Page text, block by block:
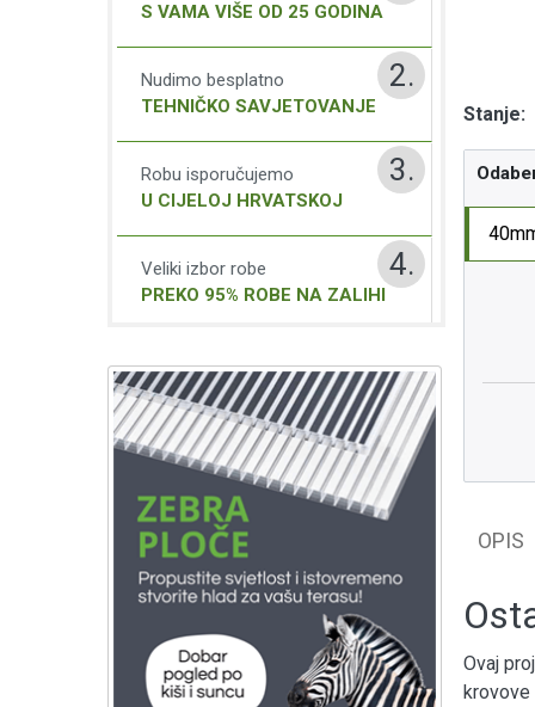
S VAMA VIŠE OD 25 GODINA
2.
Nudimo besplatno
TEHNIČKO SAVJETOVANJE
3.
Robu isporučujemo
U CIJELOJ HRVATSKOJ
4.
Veliki izbor robe
PREKO 95% ROBE NA ZALIHI
Stanje:
OPIS
Ovaj
krovove